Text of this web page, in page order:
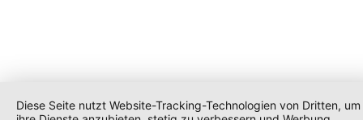
Diese Seite nutzt Website-Tracking-Technologien von Dritten, um